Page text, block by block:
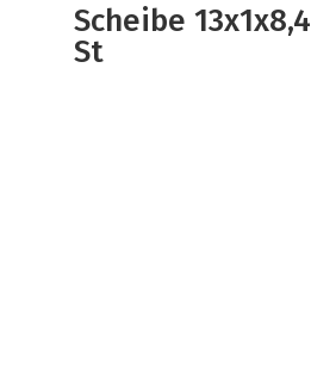
Scheibe 13x1x8,4
St